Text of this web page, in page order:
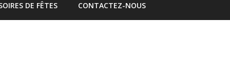
DE FÊTES CONTACTEZ-NOUS